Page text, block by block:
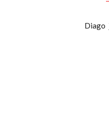
Diago